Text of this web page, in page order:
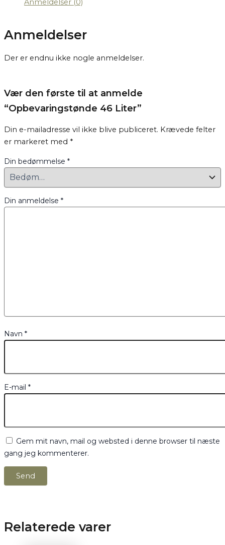
Anmeldelser (0)
Anmeldelser
Der er endnu ikke nogle anmeldelser.
Vær den første til at anmelde
“Opbevaringstønde 46 Liter”
Din e-mailadresse vil ikke blive publiceret. Krævede felter
er markeret med *
Din bedømmelse *
Din anmeldelse *
Navn *
E-mail *
Gem mit navn, mail og websted i denne browser til næste
gang jeg kommenterer.
Relaterede varer